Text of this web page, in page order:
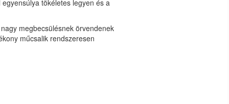
tökéletes legyen és a
megbecsülésnek örvendenek
műcsalik rendszeresen